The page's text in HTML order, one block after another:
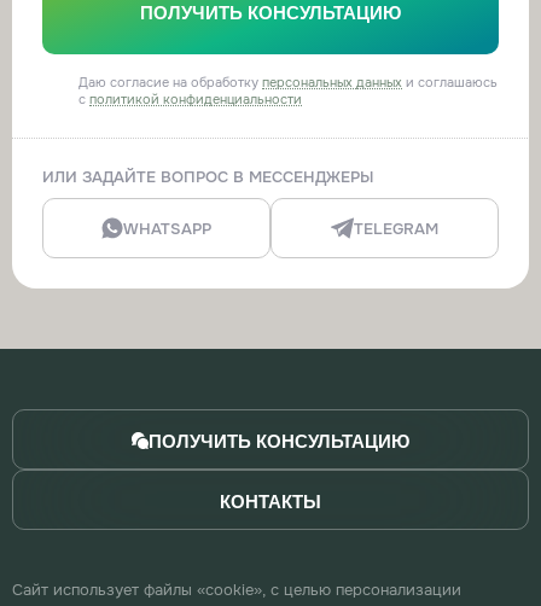
ПОЛУЧИТЬ КОНСУЛЬТАЦИЮ
Даю согласие на обработку персональных данных и соглашаюсь
с политикой конфиденциальности
ИЛИ ЗАДАЙТЕ ВОПРОС В МЕССЕНДЖЕРЫ
WHATSAPP TELEGRAM
ПОЛУЧИТЬ КОНСУЛЬТАЦИЮ
КОНТАКТЫ
Сайт использует файлы «cookie», с целью персонализации